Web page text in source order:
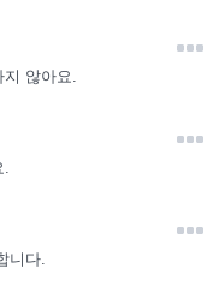
않아요.
니다.